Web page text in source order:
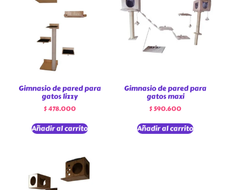
Gimnasio de pared para
gatos lizzy
$478.000
Añadir al carrito
Gimnasio de pared para
gatos maxi
$590.600
Añadir al carrito